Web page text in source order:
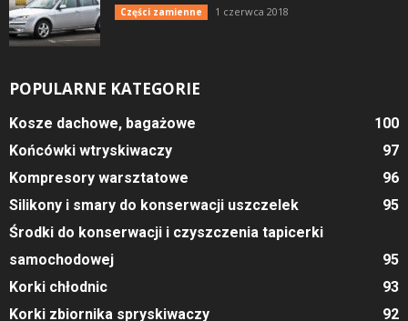
Części zamienne 1 czerwca 2018
POPULARNE KATEGORIE
Kosze dachowe, bagażowe
100
Końcówki wtryskiwaczy
97
Kompresory warsztatowe
96
Silikony i smary do konserwacji uszczelek
95
Środki do konserwacji i czyszczenia tapicerki
samochodowej
95
Korki chłodnic
93
Korki zbiornika spryskiwaczy
92